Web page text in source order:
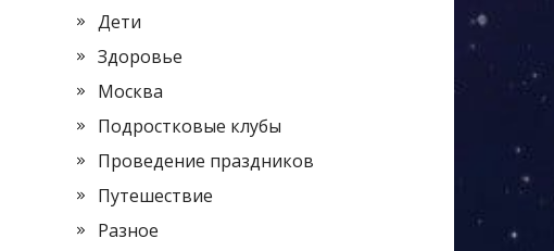
Дети
Здоровье
Москва
Подростковые клубы
Проведение праздников
Путешествие
Разное